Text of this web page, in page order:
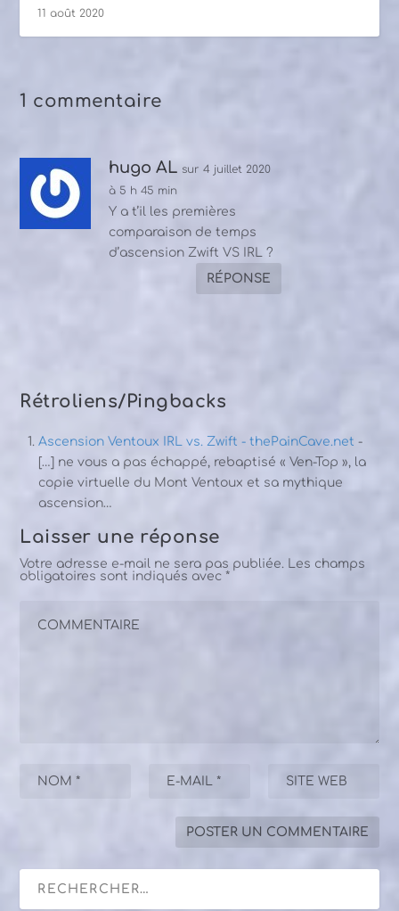
11 août 2020
1 commentaire
hugo AL sur 4 juillet 2020
à 5 h 45 min
Y a t’il les premières
comparaison de temps
d’ascension Zwift VS IRL ?
RÉPONSE
Rétroliens/Pingbacks
Ascension Ventoux IRL vs. Zwift - thePainCave.net -
[…] ne vous a pas échappé, rebaptisé « Ven-Top », la
copie virtuelle du Mont Ventoux et sa mythique
ascension…
Laisser une réponse
Votre adresse e-mail ne sera pas publiée.
Les champs
obligatoires sont indiqués avec*